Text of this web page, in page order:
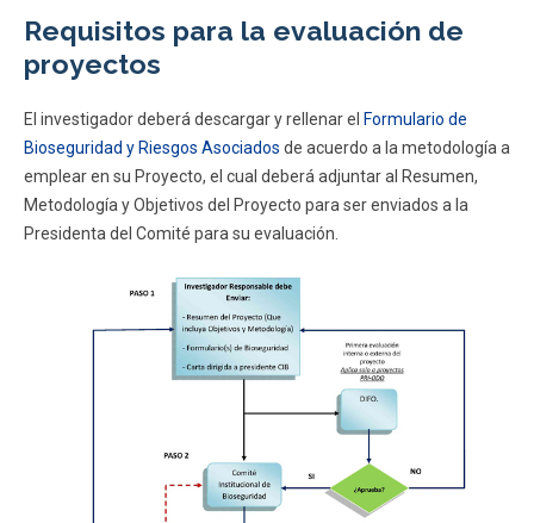
Requisitos para la evaluación de
proyectos
El investigador deberá descargar y rellenar el Formulario de
Bioseguridad y Riesgos Asociados de acuerdo a la metodología a
emplear en su Proyecto, el cual deberá adjuntar al Resumen,
Metodología y Objetivos del Proyecto para ser enviados a la
Presidenta del Comité para su evaluación.